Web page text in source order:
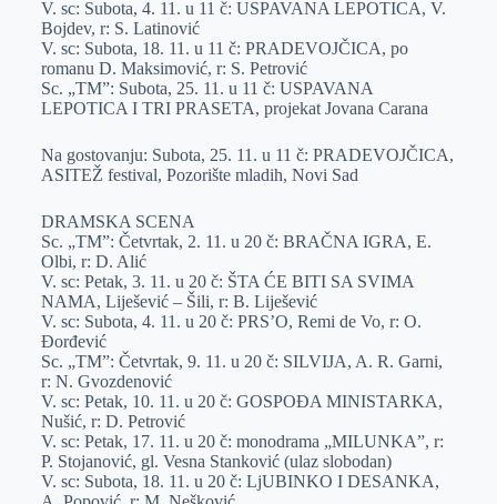
r
n
A
p
p
i
l
V. sc: Subota, 4. 11. u 11 č: USPAVANA LEPOTICA, V.
Bojdev, r: S. Latinović
V. sc: Subota, 18. 11. u 11 č: PRADEVOJČICA, po
romanu D. Maksimović, r: S. Petrović
Sc. „TM”: Subota, 25. 11. u 11 č: USPAVANA
LEPOTICA I TRI PRASETA, projekat Jovana Carana
Na gostovanju: Subota, 25. 11. u 11 č: PRADEVOJČICA,
ASITEŽ festival, Pozorište mladih, Novi Sad
DRAMSKA SCENA
Sc. „TM”: Četvrtak, 2. 11. u 20 č: BRAČNA IGRA, E.
Olbi, r: D. Alić
V. sc: Petak, 3. 11. u 20 č: ŠTA ĆE BITI SA SVIMA
NAMA, Liješević – Šili, r: B. Liješević
V. sc: Subota, 4. 11. u 20 č: PRS’O, Remi de Vo, r: O.
Đorđević
Sc. „TM”: Četvrtak, 9. 11. u 20 č: SILVIJA, A. R. Garni,
r: N. Gvozdenović
V. sc: Petak, 10. 11. u 20 č: GOSPOĐA MINISTARKA,
Nušić, r: D. Petrović
V. sc: Petak, 17. 11. u 20 č: monodrama „MILUNKA”, r:
P. Stojanović, gl. Vesna Stanković (ulaz slobodan)
V. sc: Subota, 18. 11. u 20 č: LjUBINKO I DESANKA,